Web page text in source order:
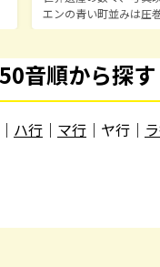
エンの青い町並みは圧巻
音順から探す
｜ ハ行 ｜ マ行 ｜ヤ行｜